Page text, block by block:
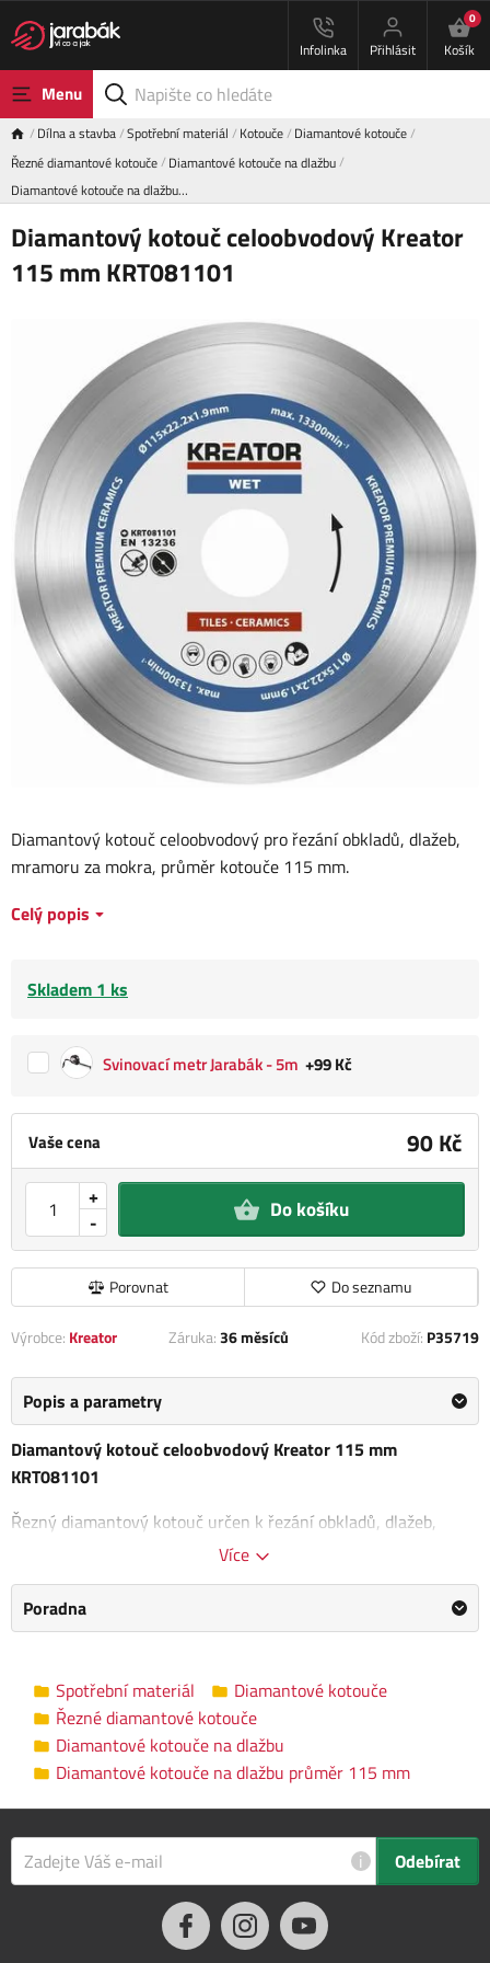
Infolinka Přihlásit
0
Košík
Menu
Dílna a stavba Spotřební materiál Kotouče Diamantové kotouče
Řezné diamantové kotouče Diamantové kotouče na dlažbu
Diamantové kotouče na dlažbu…
Diamantový kotouč celoobvodový Kreator
115 mm KRT081101
Vaše cena 90 Kč
-
+ Do košíku
Porovnat Do seznamu
Diamantový kotouč celoobvodový pro řezání obkladů, dlažeb,
mramoru za mokra, průměr kotouče 115 mm.
Celý popis
Skladem 1 ks
Svinovací metr Jarabák - 5m +99 Kč
Výrobce: Kreator Záruka:36 měsíců Kód zboží: P35719
Popis a parametry
Diamantový kotouč celoobvodový Kreator 115 mm
KRT081101
Řezný diamantový kotouč určen k řezání obkladů, dlažeb,
mramoru a porcelánu. Kotouč je vhodný pro
Rozměry kotouče: 115 x 22,2 x 1,9 mm
Průměr otvoru: 22,2 mm
Kategorie
Diamantové kotouče na dlažbu průměr
115 mm
Výrobce
Kreator /Informace o výrobci
kotouče
115 mm
Vnitřní průměr
22.23 mm
1.9 mm
Více
Poradna
Spotřební materiál
Diamantové kotouče
Řezné diamantové kotouče
Diamantové kotouče na dlažbu
Diamantové kotouče na dlažbu průměr 115 mm
i Odebírat